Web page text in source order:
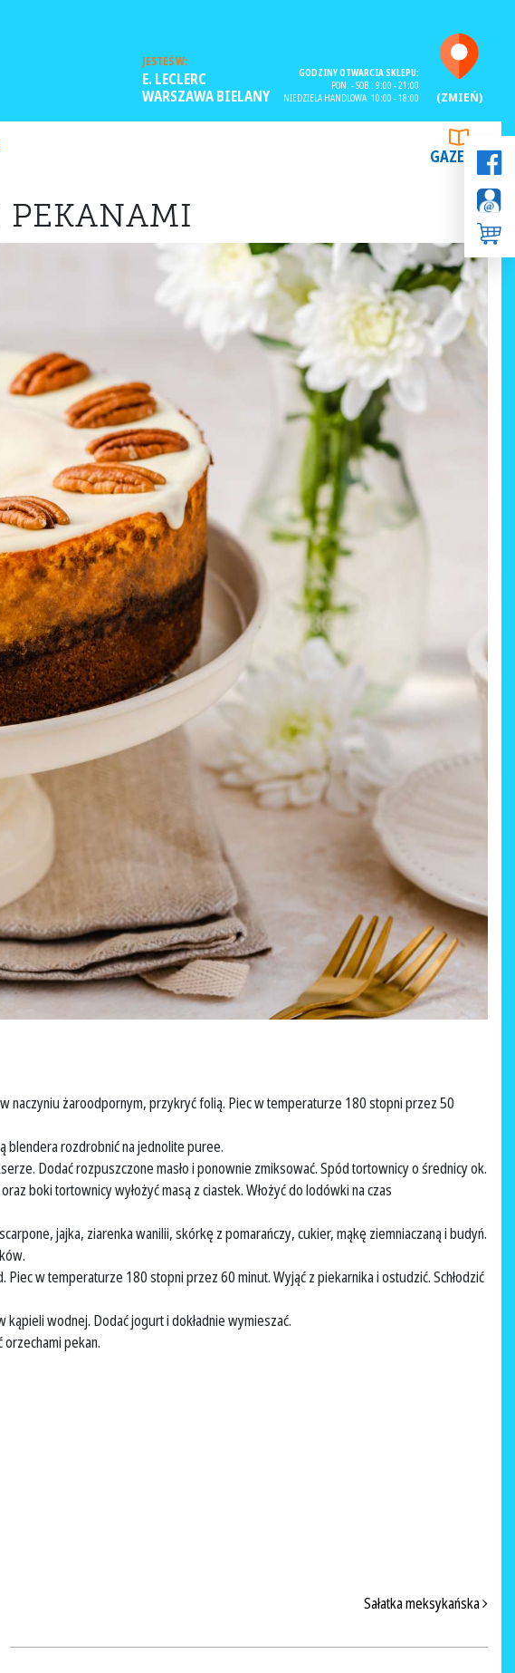
JESTEŚ W:
E. LECLERC
WARSZAWA BIELANY
GODZINY OTWARCIA SKLEPU:
PON. - SOB.: 9:00 - 21:00
NIEDZIELA HANDLOWA: 10:00 - 18:00
(ZMIEŃ)
GAZETKI
PEKANAMI
naczyniu żaroodpornym, przykryć folią. Piec w temperaturze 180 stopni przez 50
blendera rozdrobnić na jednolite puree.
Dodać rozpuszczone masło i ponownie zmiksować. Spód tortownicy o średnicy ok.
boki tortownicy wyłożyć masą z ciastek. Włożyć do lodówki na czas
jajka, ziarenka wanilii, skórkę z pomarańczy, cukier, mąkę ziemniaczaną i budyń.
w temperaturze 180 stopni przez 60 minut. Wyjąć z piekarnika i ostudzić. Schłodzić
wodnej. Dodać jogurt i dokładnie wymieszać.
pekan.
Sałatka meksykańska